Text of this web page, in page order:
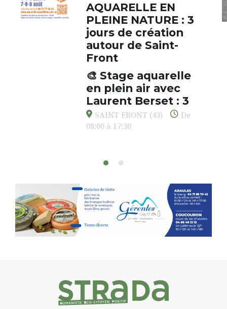
AQUARELLE EN
PLEINE NATURE : 3
jours de création
autour de Saint-
Front
🎨 Stage aquarelle
en plein air avec
Laurent Berset : 3
jours pour respirer,
créer, s’émerveiller
et de peindre la beauté des
Cet été,Laurent Berset
propose unstage d’aquarelle en
extérieur
, accessibleà tous les
niveaux, dans un cadre naturel
inspirant
autour de Saint-Front,
Pendant3 jours, vous
apprendrez à capturer l’instant
:
SAINT FRONT (43)
De
08:00 à 17:30